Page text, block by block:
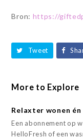
Bron: https://
Tweet
More to Explore
Relaxter wonen
Een abonnement op
HelloFresh of een